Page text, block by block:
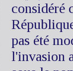
considéré
pas été
l'invasion